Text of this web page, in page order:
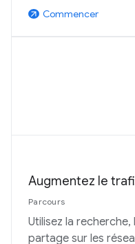
arrow_outward Commencer
Augmentez le
Parcours
Utilisez la
partage sur les